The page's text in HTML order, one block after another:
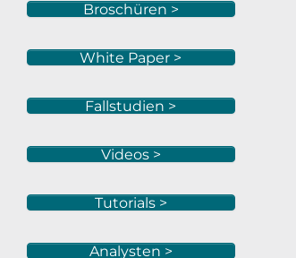
Broschüren >
White Paper >
Fallstudien >
Videos >
Tutorials >
Analysten >